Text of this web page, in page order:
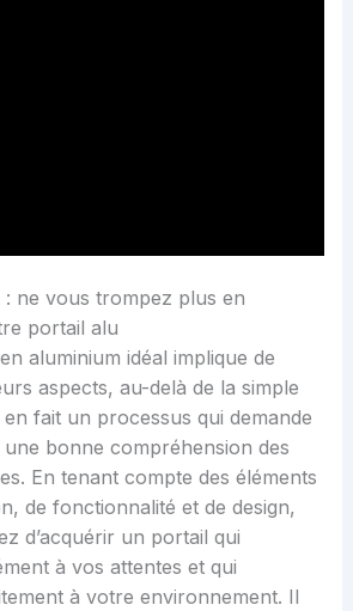
ne vous trompez plus en
portail alu
aluminium idéal implique de
aspects, au-delà de la simple
en fait un processus qui demande
bonne compréhension des
En tenant compte des éléments
de fonctionnalité et de design,
d’acquérir un portail qui
à vos attentes et qui
à votre environnement. Il